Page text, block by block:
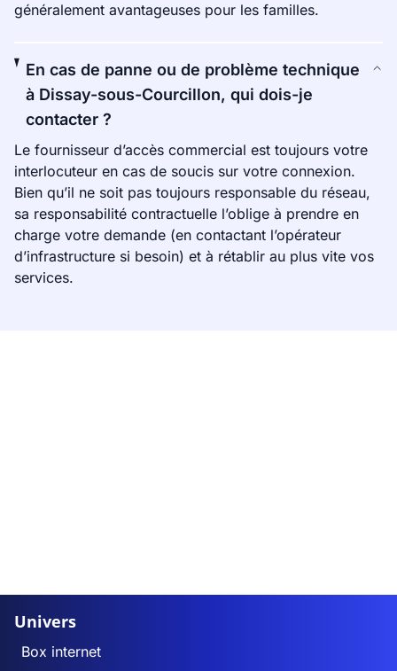
généralement avantageuses pour les familles.
En cas de panne ou de problème technique
à Dissay-sous-Courcillon, qui dois-je
contacter ?
Le fournisseur d’accès commercial est toujours votre
interlocuteur en cas de soucis sur votre connexion.
Bien qu’il ne soit pas toujours responsable du réseau,
sa responsabilité contractuelle l’oblige à prendre en
charge votre demande (en contactant l’opérateur
d’infrastructure si besoin) et à rétablir au plus vite vos
services.
Univers
Box internet